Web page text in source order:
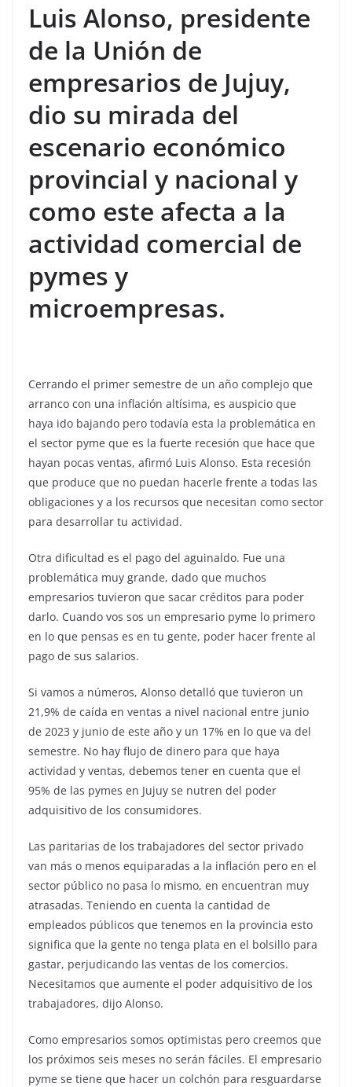
Luis Alonso, presidente
de la Unión de
empresarios de Jujuy,
dio su mirada del
escenario económico
provincial y nacional y
como este afecta a la
actividad comercial de
pymes y
microempresas.
Cerrando el primer semestre de un año complejo que
arranco con una inflación altísima, es auspicio que
haya ido bajando pero todavía esta la problemática en
el sector pyme que es la fuerte recesión que hace que
hayan pocas ventas, afirmó Luis Alonso. Esta recesión
que produce que no puedan hacerle frente a todas las
obligaciones y a los recursos que necesitan como sector
para desarrollar tu actividad.
Otra dificultad es el pago del aguinaldo. Fue una
problemática muy grande, dado que muchos
empresarios tuvieron que sacar créditos para poder
darlo. Cuando vos sos un empresario pyme lo primero
en lo que pensas es en tu gente, poder hacer frente al
pago de sus salarios.
Si vamos a números, Alonso detalló que tuvieron un
21,9% de caída en ventas a nivel nacional entre junio
de 2023 y junio de este año y un 17% en lo que va del
semestre. No hay flujo de dinero para que haya
actividad y ventas, debemos tener en cuenta que el
95% de las pymes en Jujuy se nutren del poder
adquisitivo de los consumidores.
Las paritarias de los trabajadores del sector privado
van más o menos equiparadas a la inflación pero en el
sector público no pasa lo mismo, en encuentran muy
atrasadas. Teniendo en cuenta la cantidad de
empleados públicos que tenemos en la provincia esto
significa que la gente no tenga plata en el bolsillo para
gastar, perjudicando las ventas de los comercios.
Necesitamos que aumente el poder adquisitivo de los
trabajadores, dijo Alonso.
Como empresarios somos optimistas pero creemos que
los próximos seis meses no serán fáciles. El empresario
pyme se tiene que hacer un colchón para resguardarse